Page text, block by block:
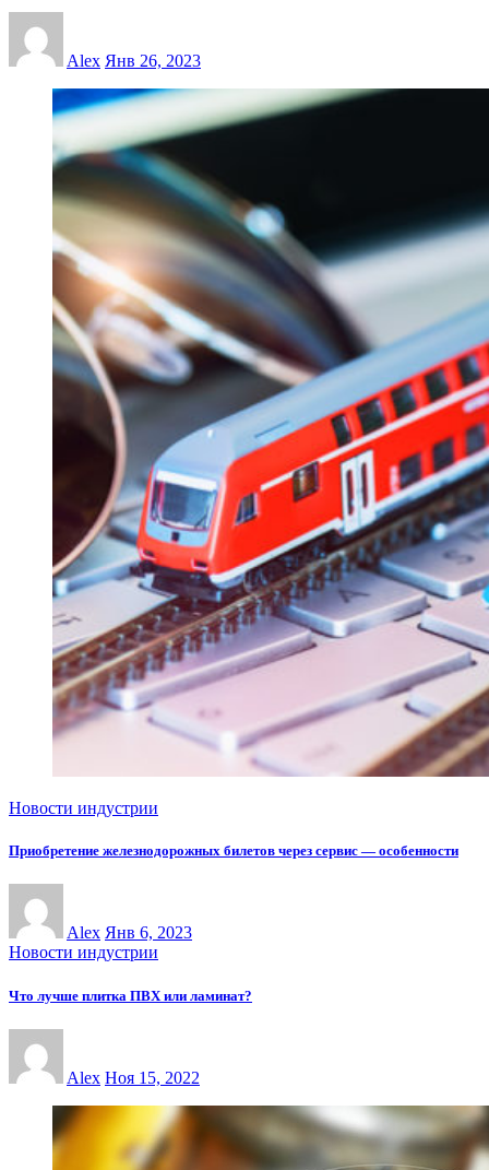
Alex Янв 26, 2023
Новости индустрии
Приобретение железнодорожных билетов через сервис — особенности
Alex Янв 6, 2023
Новости индустрии
Что лучше плитка ПВХ или ламинат?
Alex Ноя 15, 2022